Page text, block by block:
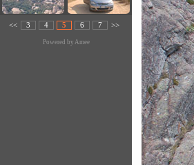
<< 3 4 5 6 7 >>
Powered by Amee